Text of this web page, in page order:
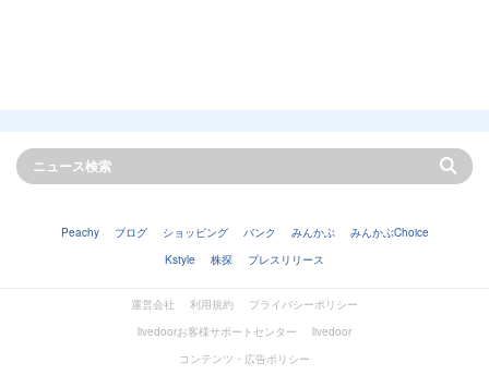
Peachy ブログ ショッピング バンク みんかぶ
みんかぶChoice
Kstyle
株探 プレスリリース
運営会社 利用規約
プライバシーポリシー
livedoorお客様サポートセンター
livedoor
コンテンツ・広告ポリシー